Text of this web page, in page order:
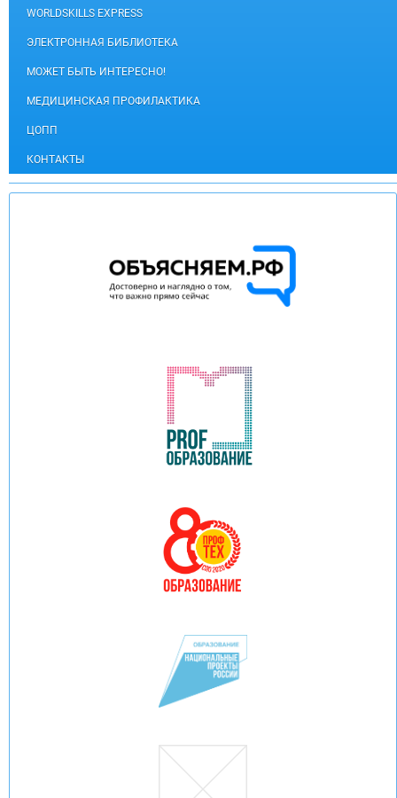
WORLDSKILLS EXPRESS
ЭЛЕКТРОННАЯ БИБЛИОТЕКА
МОЖЕТ БЫТЬ ИНТЕРЕСНО!
МЕДИЦИНСКАЯ ПРОФИЛАКТИКА
ЦОПП
КОНТАКТЫ